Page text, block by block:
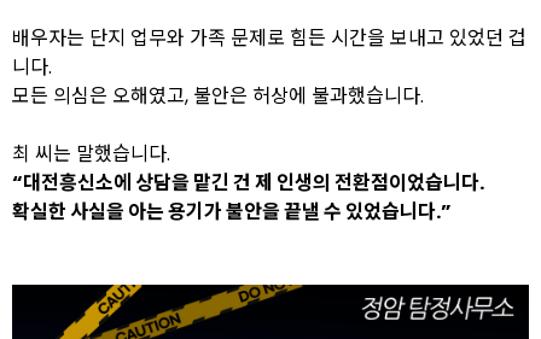
배우자는 단지 업무와 가족 문제로 힘든 시간을 보내고 있었던 겁
니다.
모든 의심은 오해였고, 불안은 허상에 불과했습니다.
최 씨는 말했습니다.
“대전흥신소에 상담을 맡긴 건 제 인생의 전환점이었습니다.
확실한 사실을 아는 용기가 불안을 끝낼 수 있었습니다.”